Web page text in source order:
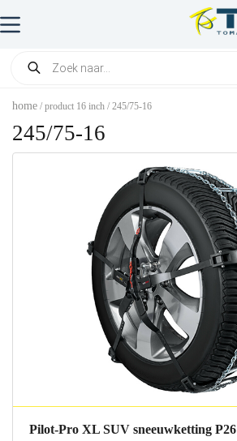
home / product 16 inch / 245/75-16
245/75-16
Pilot-Pro XL SUV sneeuwketting P26